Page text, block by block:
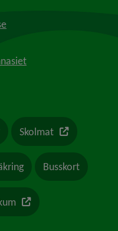
Skolmat Länk till en
Busskort
Länk till en annan